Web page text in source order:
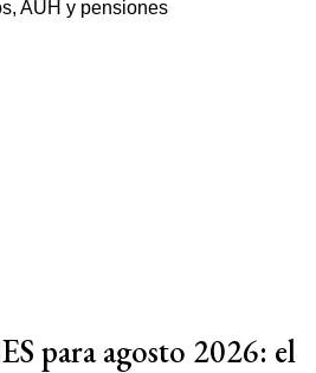
para agosto 2026: el